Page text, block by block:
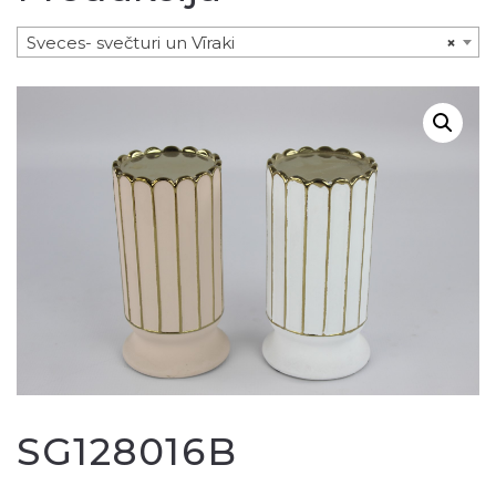
×
Sveces- svečturi un Vīraki
SG128016B